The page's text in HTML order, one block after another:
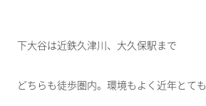
下大谷は近鉄久津川、大久保駅まで
どちらも徒歩圏内。環境もよく近年とても